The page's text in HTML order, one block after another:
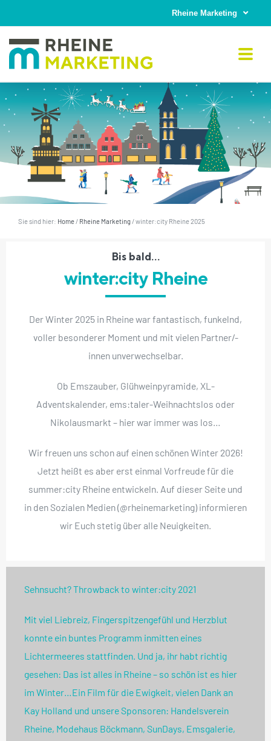
to
content
Rheine Marketing
Sie sind hier: Home/ Rheine Marketing/winter:city Rheine 2025
Bis bald…
winter:city Rheine
Der Winter 2025 in Rheine war fantastisch, funkelnd,
voller besonderer Moment und mit vielen Partner/-
innen unverwechselbar.
Ob Emszauber, Glühweinpyramide, XL-
Adventskalender, ems:taler-Weihnachtslos oder
Nikolausmarkt – hier war immer was los…
Wir freuen uns schon auf einen schönen Winter 2026!
Jetzt heißt es aber erst einmal Vorfreude für die
summer:city Rheine entwickeln. Auf dieser Seite und
in den Sozialen Medien (@rheinemarketing) informieren
wir Euch stetig über alle Neuigkeiten.
Sehnsucht? Throwback to winter:city 2021
Mit viel Liebreiz, Fingerspitzengefühl und Herzblut
konnte ein buntes Programm inmitten eines
Lichtermeeres stattfinden. Und ja, ihr habt richtig
gesehen: Das ist alles in Rheine – so schön ist es hier
im Winter…Ein Film für die Ewigkeit, vielen Dank an
Kay Holland und unsere Sponsoren: Handelsverein
Rheine, Modehaus Böckmann, SunDays, Emsgalerie,